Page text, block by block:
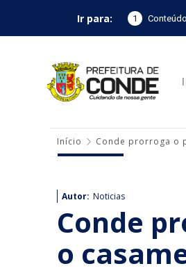
Ir para: 1 Conteúdo
Início Conde prorroga o
Autor: Noticias
Conde
o